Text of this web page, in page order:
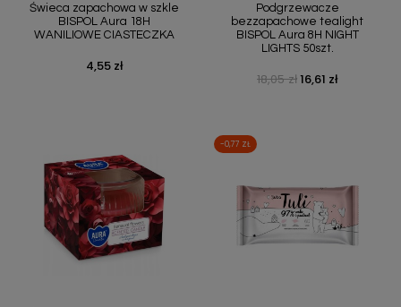
Świeca zapachowa w szkle
BISPOL Aura 18H
WANILIOWE CIASTECZKA
Cena
4,55 zł
Podgrzewacze
bezzapachowe tealight
BISPOL Aura 8H NIGHT
LIGHTS 50szt.
Cena podstawowa
18,05 zł Cena
16,61 zł
-0,77 ZŁ